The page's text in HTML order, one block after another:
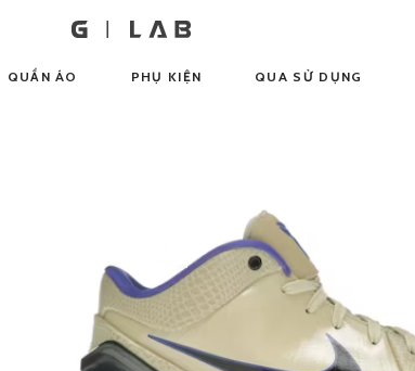
QUẦN ÁO PHỤ KIỆN QUA SỬ DỤNG